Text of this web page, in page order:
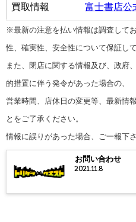
買取情報 富士書店公
※最新の注意を払い情報は調査して
性、確実性、安全性について保証し
また、閉店に関する情報及び、政府
的措置に伴う発令があった場合の、
営業時間、店休日の変更等、最新情
とをご了承ください。
情報に誤りがあった場合、ご一報下
お問い合わせ
2021.11.8